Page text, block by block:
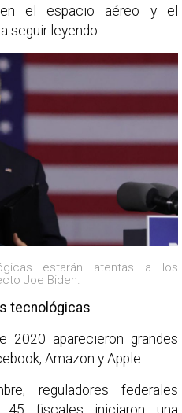
en el espacio aéreo y el
seguir leyendo.
estarán atentas a los
Joe Biden.
tecnológicas
2020 aparecieron grandes
Amazon y Apple.
reguladores federales